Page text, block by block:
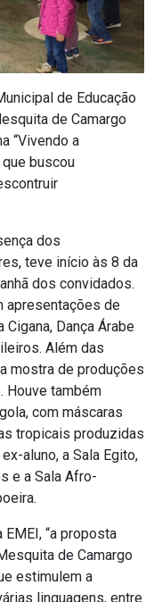
de Educação
de Camargo
“Vivendo a
buscou
dos
teve início às 8 da
dos convidados.
apresentações de
Cigana, Dança Árabe
Além das
mostra de produções
Houve também
com máscaras
tropicais produzidas
aluno, a Sala Egito,
e a Sala Afro-
“a proposta
de Camargo
estimulem a
linguagens, entre